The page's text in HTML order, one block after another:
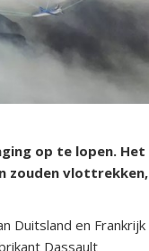
op te lopen. Het
zouden vlottrekken,
Duitsland en Frankrijk
Dassault